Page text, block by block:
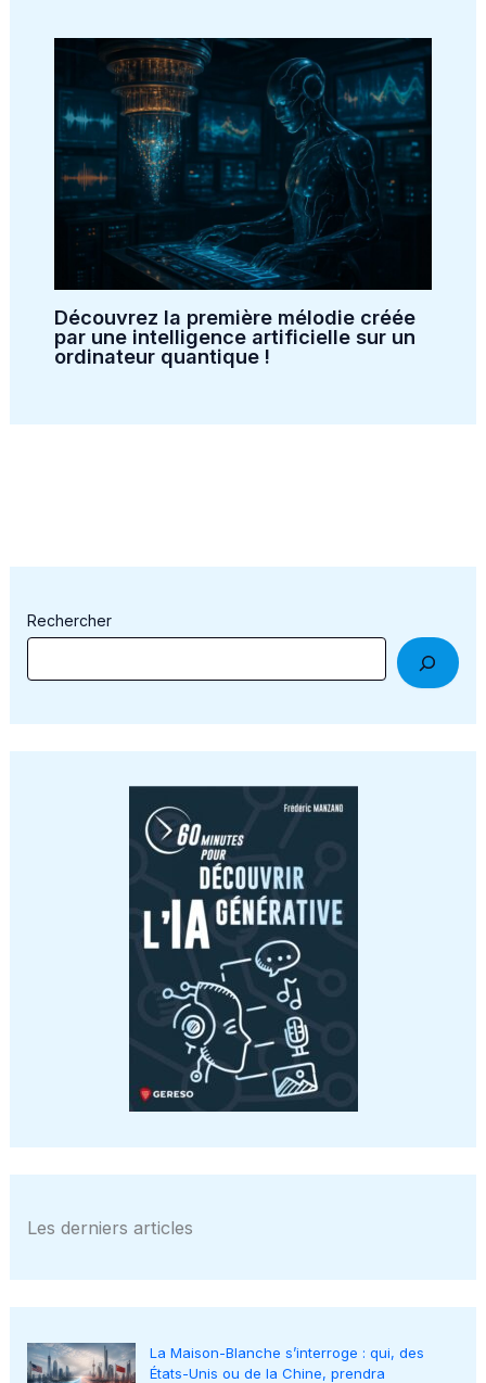
Découvrez la première mélodie créée
par une intelligence artificielle sur un
ordinateur quantique !
Rechercher
Les derniers articles
La Maison-Blanche s’interroge : qui, des
États-Unis ou de la Chine, prendra